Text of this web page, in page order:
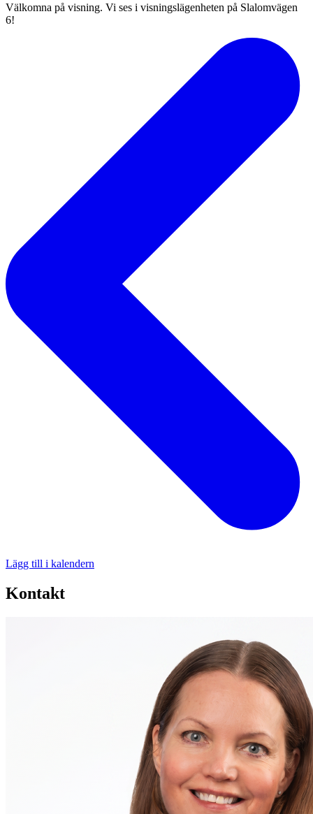
Välkomna på visning. Vi ses i visningslägenheten på Slalomvägen
6!
Lägg till i kalendern
Kontakt